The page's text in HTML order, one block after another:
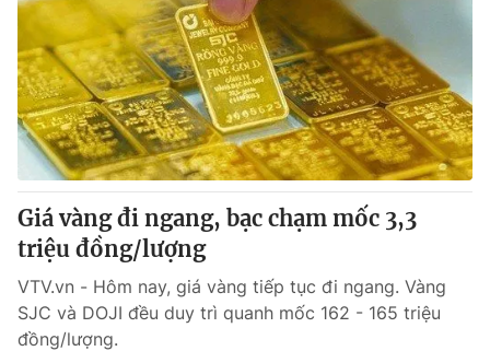
Giá vàng đi ngang, bạc chạm mốc 3,3
triệu đồng/lượng
VTV.vn - Hôm nay, giá vàng tiếp tục đi ngang. Vàng
SJC và DOJI đều duy trì quanh mốc 162 - 165 triệu
đồng/lượng.